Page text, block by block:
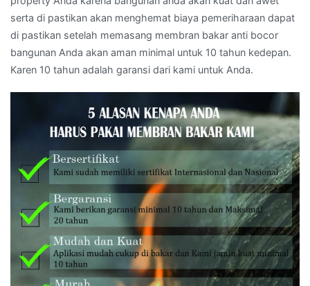
serta di pastikan akan menghemat biaya pemeriharaan dapat
di pastikan setelah memasang membran bakar anti bocor
bangunan Anda akan aman minimal untuk 10 tahun kedepan.
Karen 10 tahun adalah garansi dari kami untuk Anda.